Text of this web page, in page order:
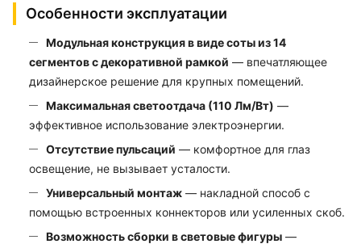
Особенности эксплуатации
Модульная конструкция в виде соты из 14
сегментов с декоративной рамкой — впечатляющее
дизайнерское решение для крупных помещений.
Максимальная светоотдача (110 Лм/Вт) —
эффективное использование электроэнергии.
Отсутствие пульсаций — комфортное для глаз
освещение, не вызывает усталости.
Универсальный монтаж — накладной способ с
помощью встроенных коннекторов или усиленных скоб.
Возможность сборки в световые фигуры —